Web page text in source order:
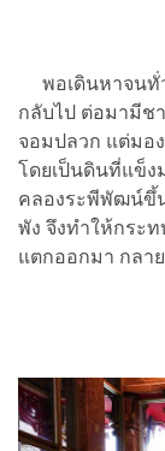
พอเดินหาจนทั่
กลับไป ต่อมามีช
จอมปลวก แต่มอ
โดยเป็นดินที่แข็
คลองระพีพัฒน์ขึ้
พัง จึงทำให้กระ
แตกออกมา กลา